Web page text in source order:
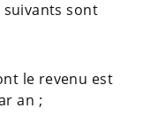
suivants sont
le revenu est
an ;